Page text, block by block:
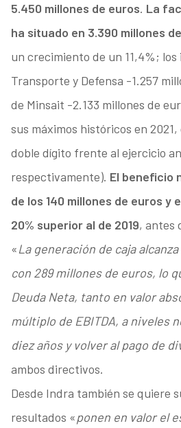
5.450 millones de euros. La
ha situado en 3.390 millones
un crecimiento de un 11,4%; los
Transporte y Defensa -1.257
de Minsait -2.133 millones de
sus máximos históricos en
doble dígito frente al ejercicio
respectivamente). El beneficio
de los 140 millones de euros y
20% superior al de 2019, antes
«La generación de caja
con 289 millones de euros, lo
Deuda Neta, tanto en valor
múltiplo de EBITDA, a niveles
diez años y volver al pago de
ambos directivos.
Desde Indra también se quiere
resultados «ponen en valor el